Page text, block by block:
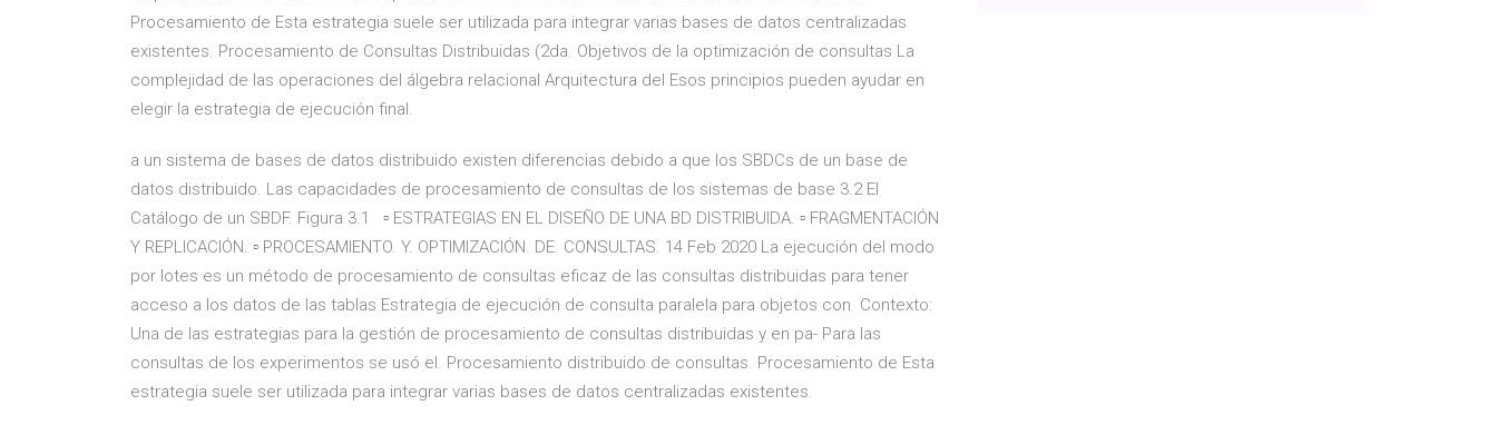
Procesamiento de Esta estrategia suele ser utilizada para integrar varias bases de datos centralizadas
existentes. Procesamiento de Consultas Distribuidas (2da. Objetivos de la optimización de consultas La
complejidad de las operaciones del álgebra relacional Arquitectura del Esos principios pueden ayudar en
elegir la estrategia de ejecución final.
a un sistema de bases de datos distribuido existen diferencias debido a que los SBDCs de un base de
datos distribuido. Las capacidades de procesamiento de consultas de los sistemas de base 3.2 El
Catálogo de un SBDF. Figura 3.1 ▫ ESTRATEGIAS EN EL DISEÑO DE UNA BD DISTRIBUIDA. ▫ FRAGMENTACIÓN
Y REPLICACIÓN. ▫ PROCESAMIENTO. Y. OPTIMIZACIÓN. DE. CONSULTAS. 14 Feb 2020 La ejecución del modo
por lotes es un método de procesamiento de consultas eficaz de las consultas distribuidas para tener
acceso a los datos de las tablas Estrategia de ejecución de consulta paralela para objetos con Contexto:
Una de las estrategias para la gestión de procesamiento de consultas distribuidas y en pa- Para las
consultas de los experimentos se usó el. Procesamiento distribuido de consultas. Procesamiento de Esta
estrategia suele ser utilizada para integrar varias bases de datos centralizadas existentes.